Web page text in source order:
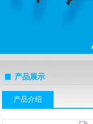
产品展示
产品介绍